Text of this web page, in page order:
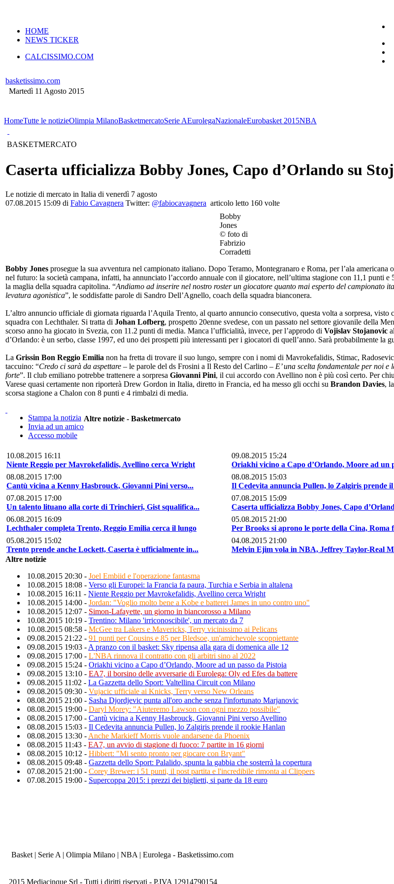
HOME
NEWS TICKER
CALCISSIMO.COM
basketissimo.com
Martedì 11 Agosto 2015
HomeTutte le notizieOlimpia MilanoBasketmercatoSerie AEurolegaNazionaleEurobasket 2015NBA
BASKETMERCATO
Caserta ufficializza Bobby Jones, Capo d’Orlando su
Le notizie di mercato in Italia di venerdì 7 agosto
07.08.2015 15:09 di Fabio Cavagnera Twitter: @fabiocavagnera articolo letto 160 volte
Bobby
Jones
© foto di
Fabrizio
Corradetti
Bobby Jones prosegue la sua avventura nel campionato italiano. Dopo Teramo, Montegranaro e Roma, per l’ala americana
nel futuro: la società campana, infatti, ha annunciato l’accordo annuale con il giocatore, nell’ultima stagione con 11,1 punti e
la maglia della squadra capitolina. “Andiamo ad inserire nel nostro roster un giocatore quanto mai esperto del campionato
levatura agonistica”, le soddisfatte parole di Sandro Dell’Agnello, coach della squadra bianconera.
L’altro annuncio ufficiale di giornata riguarda l’Aquila Trento, al quarto annuncio consecutivo, questa volta a sorpresa, visto
squadra con Lechthaler. Si tratta di Johan Lofberg, prospetto 20enne svedese, con un passato nel settore giovanile della
scorso anno ha giocato in Svezia, con 11.2 punti di media. Manca l’ufficialità, invece, per l’approdo di Vojislav Stojanovic
d’Orlando: è un serbo, classe 1997, ed uno dei prospetti più interessanti per i giocatori di quell’anno. Sarà probabilmente la
La Grissin Bon Reggio Emilia non ha fretta di trovare il suo lungo, sempre con i nomi di Mavrokefalidis, Stimac,
taccuino: “Credo ci sarà da aspettare – le parole del ds Frosini a Il Resto del Carlino – E’ una scelta fondamentale per noi e
forte”. Il club emiliano potrebbe trattenere a sorpresa Giovanni Pini, il cui accordo con Avellino non è più così certo. Per
Varese quasi certamente non riporterà Drew Gordon in Italia, diretto in Francia, ed ha messo gli occhi su Brandon Davies,
scorsa stagione a Chalon con 8 punti e 4 rimbalzi di media.
Stampa la notizia
Invia ad un amico
Accesso mobile
Altre notizie - Basketmercato
10.08.2015 16:11
Niente Reggio per Mavrokefalidis, Avellino cerca Wright
09.08.2015 15:24
Oriakhi vicino a Capo d’Orlando, Moore ad un
08.08.2015 17:00
Cantù vicina a Kenny Hasbrouck, Giovanni Pini verso...
08.08.2015 15:03
Il Cedevita annuncia Pullen, lo Zalgiris prende
07.08.2015 17:00
Un talento lituano alla corte di Trinchieri, Gist squalifica...
07.08.2015 15:09
Caserta ufficializza Bobby Jones, Capo
06.08.2015 16:09
Lechthaler completa Trento, Reggio Emilia cerca il lungo
05.08.2015 21:00
Per Brooks si aprono le porte della Cina, Roma
05.08.2015 15:02
Trento prende anche Lockett, Caserta è ufficialmente in...
04.08.2015 21:00
Melvin Ejim vola in NBA, Jeffrey Taylor-Real
Altre notizie
10.08.2015 20:30 - Joel Embiid e l'operazione fantasma
10.08.2015 18:08 - Verso gli Europei: la Francia fa paura, Turchia e Serbia in altalena
10.08.2015 16:11 - Niente Reggio per Mavrokefalidis, Avellino cerca Wright
10.08.2015 14:00 - Jordan: "Voglio molto bene a Kobe e batterei James in uno contro uno"
10.08.2015 12:07 - Simon-Lafayette, un giorno in biancorosso a Milano
10.08.2015 10:19 - Trentino: Milano 'irriconoscibile', un mercato da 7
10.08.2015 08:58 - McGee tra Lakers e Mavericks, Terry vicinissimo ai Pelicans
09.08.2015 21:22 - 91 punti per Cousins e 85 per Bledsoe, un'amichevole scoppiettante
09.08.2015 19:03 - A pranzo con il basket: Sky ripensa alla gara di domenica alle 12
09.08.2015 17:00 - L'NBA rinnova il contratto con gli arbitri sino al 2022
09.08.2015 15:24 - Oriakhi vicino a Capo d’Orlando, Moore ad un passo da Pistoia
09.08.2015 13:10 - EA7, il borsino delle avversarie di Eurolega: Oly ed Efes da battere
09.08.2015 11:02 - La Gazzetta dello Sport: Valtellina Circuit con Milano
09.08.2015 09:30 - Vujacic ufficiale ai Knicks, Terry verso New Orleans
08.08.2015 21:00 - Sasha Djordjevic punta all'oro anche senza l'infortunato Marjanovic
08.08.2015 19:00 - Daryl Morey: "Aiuteremo Lawson con ogni mezzo possibile"
08.08.2015 17:00 - Cantù vicina a Kenny Hasbrouck, Giovanni Pini verso Avellino
08.08.2015 15:03 - Il Cedevita annuncia Pullen, lo Zalgiris prende il rookie Hanlan
08.08.2015 13:30 - Anche Markieff Morris vuole andarsene da Phoenix
08.08.2015 11:43 - EA7, un avvio di stagione di fuoco: 7 partite in 16 giorni
08.08.2015 10:12 - Hibbert: "Mi sento pronto per giocare con Bryant"
08.08.2015 09:48 - Gazzetta dello Sport: Palalido, spunta la gabbia che sosterrà la copertura
07.08.2015 21:00 - Corey Brewer: i 51 punti, il post partita e l'incredibile rimonta ai Clippers
07.08.2015 19:00 - Supercoppa 2015: i prezzi dei biglietti, si parte da 18 euro
Basket | Serie A | Olimpia Milano | NBA | Eurolega - Basketissimo.com
2015 Mediacinque Srl - Tutti i diritti riservati - P.IVA 12914790154